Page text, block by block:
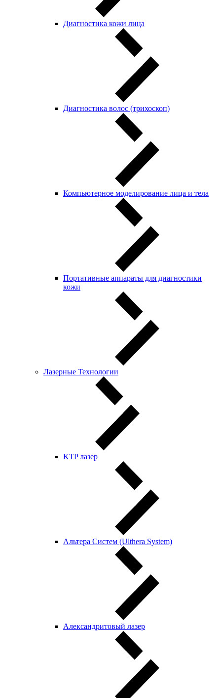
Диагностика кожи лица
Диагностика волос (трихоскоп)
Компьютерное моделирование лица и тела
Портативные аппараты для диагностики
кожи
Лазерные Технологии
KTP лазер
Альтера Систем (Ulthera System)
Александритовый лазер